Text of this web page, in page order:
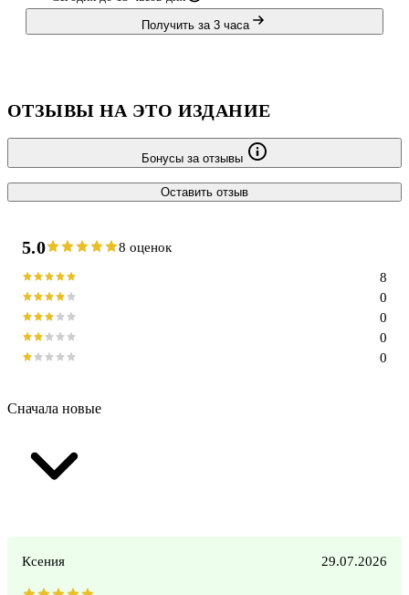
Получить за 3 часа
ОТЗЫВЫ НА ЭТО ИЗДАНИЕ
Бонусы за отзывы
Оставить отзыв
5.0 8 оценок
0
0
0
0
8
Сначала новые
Ксения 29.07.2026